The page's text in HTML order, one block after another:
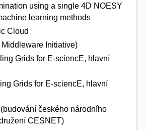
using a single 4D NOESY
learning methods
Cloud
Initiative)
Grids for E-sciencE, hlavní
Grids for E-sciencE, hlavní
českého národního
CESNET)